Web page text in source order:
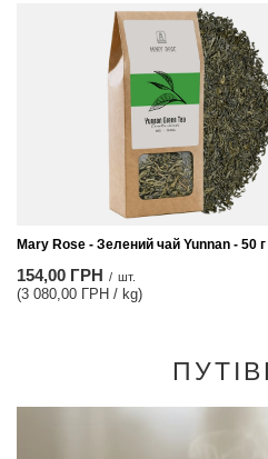
Mary Rose - Зелений чай Yunnan - 50 г
154,00 ГРН / шт.
(3 080,00 ГРН / kg)